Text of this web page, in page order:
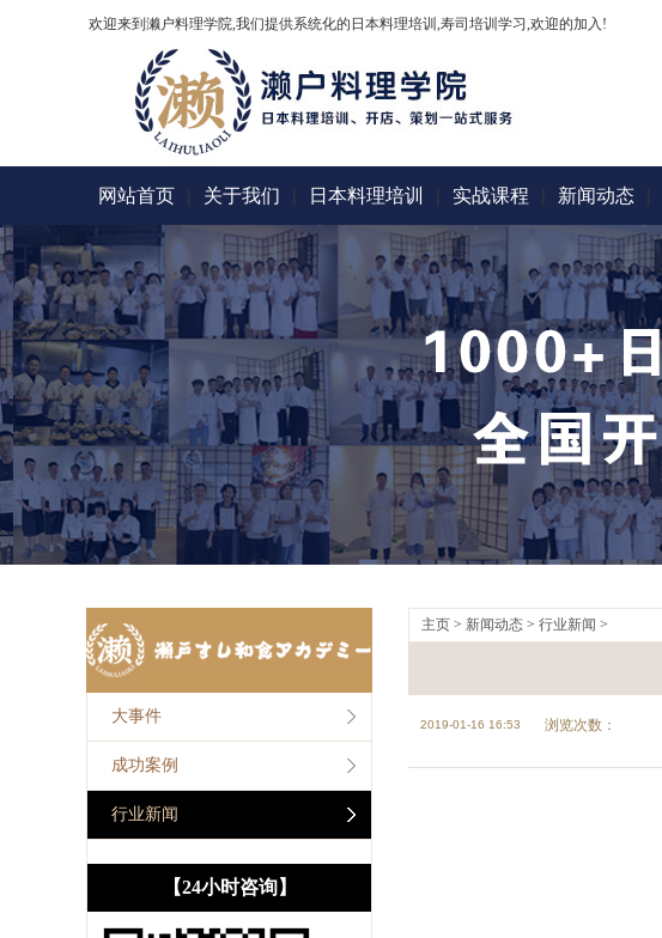
欢迎来到濑户料理学院,我们提供系统化的日本料理培训,寿司培训学习,欢迎的加入!
网站首页 | 关于我们 | 日本料理培训 | 实战课程 | 新闻动态 |
大事件
成功案例
行业新闻
【24小时咨询】
主页 > 新闻动态 > 行业新闻 >
2019-01-16 16:53 浏览次数：